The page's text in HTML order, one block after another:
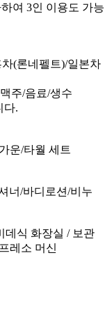
여 3인 이용도 가능
(론네펠트)/일본차
주/음료/생수
다.
운/타월 세트
너/바디로션/비누
데식 화장실 / 보관
레소 머신